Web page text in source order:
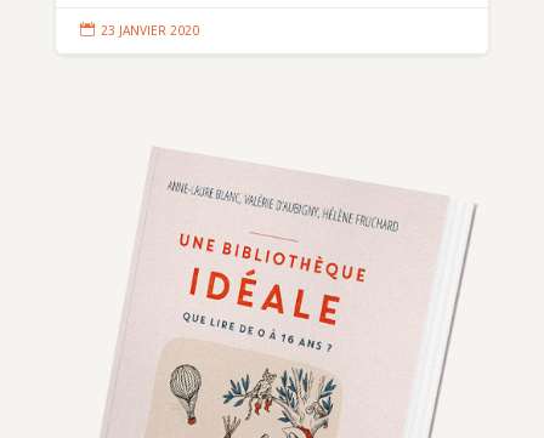
 23 JANVIER 2020